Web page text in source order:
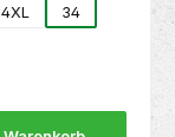
4XL
34
die Schaltflächen um